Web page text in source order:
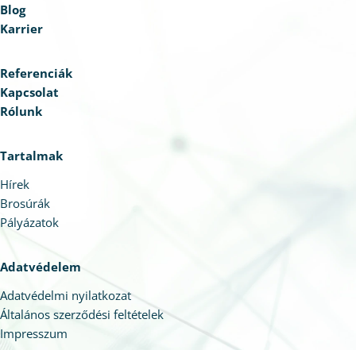
Blog
Karrier
Referenciák
Kapcsolat
Rólunk
Tartalmak
Hírek
Brosúrák
Pályázatok
Adatvédelem
Adatvédelmi nyilatkozat
Általános szerződési feltételek
Impresszum